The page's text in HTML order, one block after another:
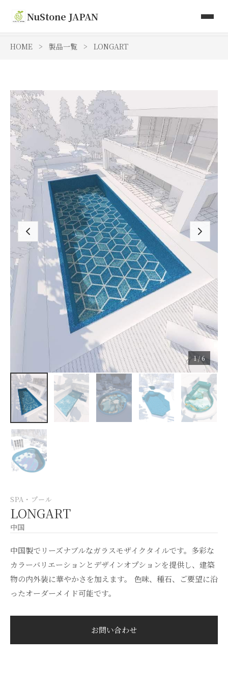
NuStone JAPAN
Toki Artisan Tiles
お問い合わせ
HOME > 製品一覧 > LONGART
1 / 6
SPA・プール
LONGART
中国
中国製でリーズナブルなガラスモザイクタイルです。多彩な
カラーバリエーションとデザインオプションを提供し、建築
物の内外装に華やかさを加えます。 色味、種石、ご要望に沿
ったオーダーメイド可能です。
お問い合わせ